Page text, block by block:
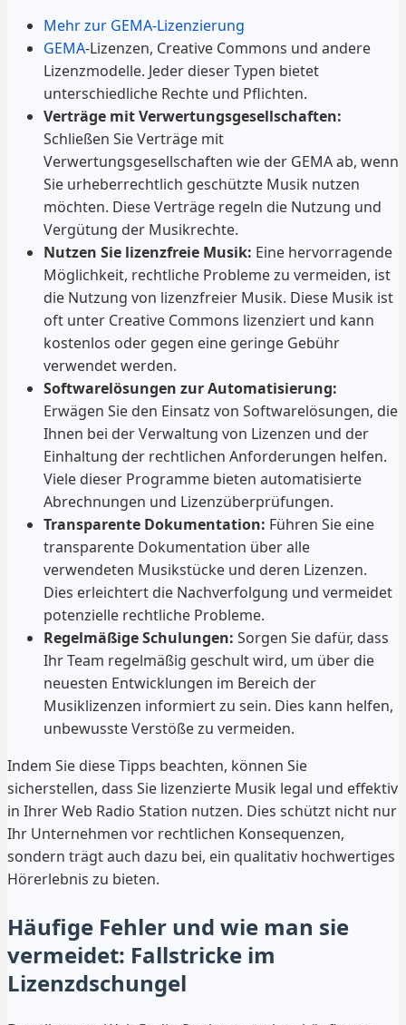
Mehr zur GEMA-Lizenzierung
GEMA-Lizenzen, Creative Commons und andere
Lizenzmodelle. Jeder dieser Typen bietet
unterschiedliche Rechte und Pflichten.
Verträge mit Verwertungsgesellschaften:
Schließen Sie Verträge mit
Verwertungsgesellschaften wie der GEMA ab, wenn
Sie urheberrechtlich geschützte Musik nutzen
möchten. Diese Verträge regeln die Nutzung und
Vergütung der Musikrechte.
Nutzen Sie lizenzfreie Musik: Eine hervorragende
Möglichkeit, rechtliche Probleme zu vermeiden, ist
die Nutzung von lizenzfreier Musik. Diese Musik ist
oft unter Creative Commons lizenziert und kann
kostenlos oder gegen eine geringe Gebühr
verwendet werden.
Softwarelösungen zur Automatisierung:
Erwägen Sie den Einsatz von Softwarelösungen, die
Ihnen bei der Verwaltung von Lizenzen und der
Einhaltung der rechtlichen Anforderungen helfen.
Viele dieser Programme bieten automatisierte
Abrechnungen und Lizenzüberprüfungen.
Transparente Dokumentation: Führen Sie eine
transparente Dokumentation über alle
verwendeten Musikstücke und deren Lizenzen.
Dies erleichtert die Nachverfolgung und vermeidet
potenzielle rechtliche Probleme.
Regelmäßige Schulungen: Sorgen Sie dafür, dass
Ihr Team regelmäßig geschult wird, um über die
neuesten Entwicklungen im Bereich der
Musiklizenzen informiert zu sein. Dies kann helfen,
unbewusste Verstöße zu vermeiden.
Indem Sie diese Tipps beachten, können Sie
sicherstellen, dass Sie lizenzierte Musik legal und effektiv
in Ihrer Web Radio Station nutzen. Dies schützt nicht nur
Ihr Unternehmen vor rechtlichen Konsequenzen,
sondern trägt auch dazu bei, ein qualitativ hochwertiges
Hörerlebnis zu bieten.
Häufige Fehler und wie man sie
vermeidet: Fallstricke im
Lizenzdschungel